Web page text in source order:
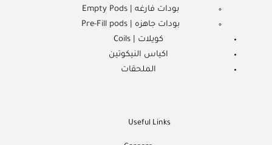
بودات فارغه | Empty Pods
بودات جاهزه | Pre-Fill pods
كويلات | Coils
اكياس النيكوتين
الملحقات
Useful Links